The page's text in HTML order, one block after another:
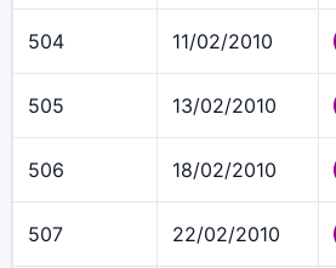
504 11/02/2010
505 13/02/2010
506 18/02/2010
507 22/02/2010